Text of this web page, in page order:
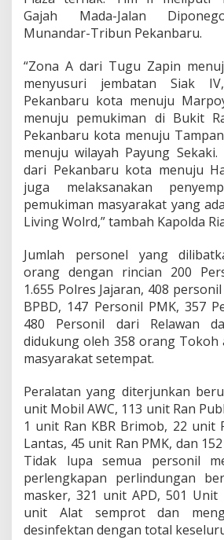
Gajah Mada-Jalan
Munandar-Tribun Pekanbaru.
“Zona A dari Tugu Zapin
menyusuri jembatan Siak
Pekanbaru kota menuju
menuju pemukiman di Bukit
Pekanbaru kota menuju
menuju wilayah Payung
dari Pekanbaru kota menuju
juga melaksanakan
pemukiman masyarakat yang
Living Wolrd,” tambah Kapolda
Jumlah personel yang
orang dengan rincian 200
1.655 Polres Jajaran, 408
BPBD, 147 Personil PMK, 357
480 Personil dari Relawan
didukung oleh 358 orang Tokoh
masyarakat setempat.
Peralatan yang diterjunkan
unit Mobil AWC, 113 unit Ran
1 unit Ran KBR Brimob, 22 unit
Lantas, 45 unit Ran PMK, dan
Tidak lupa semua personil
perlengkapan perlindungan
masker, 321 unit APD, 501 Unit
unit Alat semprot dan
desinfektan dengan total